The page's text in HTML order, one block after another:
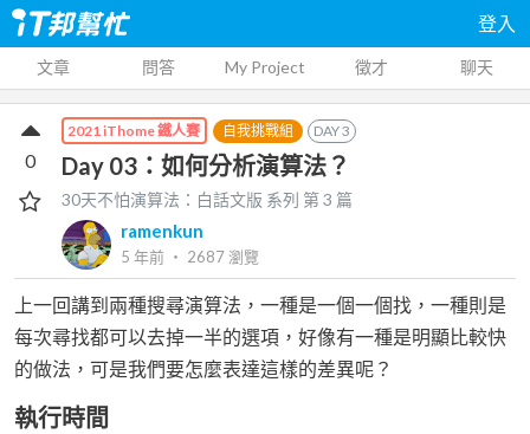
登入
文章 問答 My Project 徵才 聊天
2021 iThome 鐵人賽 自我挑戰組 DAY3
Day 03：如何分析演算法？
30天不怕演算法：白話文版 系列 第3 篇
ramenkun
5 年前 ‧ 2687瀏覽
0
上一回講到兩種搜尋演算法，一種是一個一個找，一種則是
每次尋找都可以去掉一半的選項，好像有一種是明顯比較快
的做法，可是我們要怎麼表達這樣的差異呢？
執行時間